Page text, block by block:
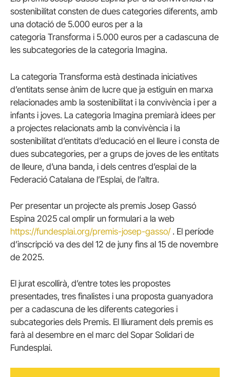
sostenibilitat consten de dues categories diferents, amb
una dotació de 5.000 euros per a la
categoria Transforma i 5.000 euros per a cadascuna de
les subcategories de la categoria Imagina.
La categoria Transforma està destinada iniciatives
d’entitats sense ànim de lucre que ja estiguin en marxa
relacionades amb la sostenibilitat i la convivència i per a
infants i joves. La categoria Imagina premiarà idees per
a projectes relacionats amb la convivència i la
sostenibilitat d’entitats d’educació en el lleure i consta de
dues subcategories, per a grups de joves de les entitats
de lleure, d’una banda, i dels centres d’esplai de la
Federació Catalana de l’Esplai, de l’altra.
Per presentar un projecte als premis Josep Gassó
Espina 2025 cal omplir un formulari a la web
https://fundesplai.org/premis-josep-gasso/. El període
d’inscripció va des del 12 de juny fins al 15 de novembre
de 2025.
El jurat escollirà, d’entre totes les propostes
presentades, tres finalistes i una proposta guanyadora
per a cadascuna de les diferents categories i
subcategories dels Premis. El lliurament dels premis es
farà al desembre en el marc del Sopar Solidari de
Fundesplai.